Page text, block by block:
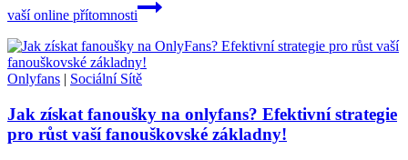
vaší online přítomnosti
Onlyfans | Sociální Sítě
Jak získat fanoušky na onlyfans? Efektivní strategie
pro růst vaší fanouškovské základny!